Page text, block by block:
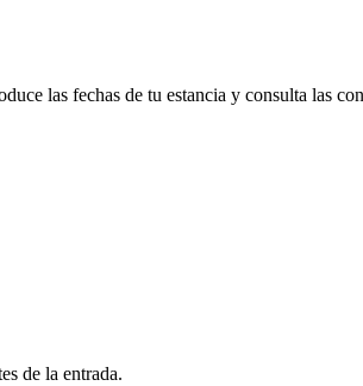
las fechas de tu estancia y consulta las
de la entrada.